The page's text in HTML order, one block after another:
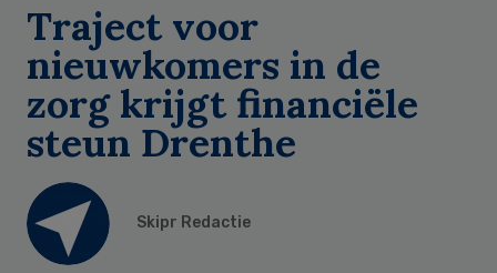
Traject voor
nieuwkomers in de
zorg krijgt financiële
steun Drenthe
Skipr Redactie